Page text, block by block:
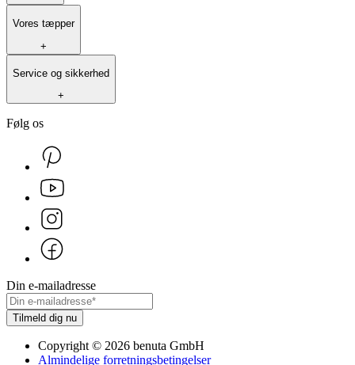
Vores tæpper
+
Service og sikkerhed
+
Følg os
Din e-mailadresse
Tilmeld dig nu
Copyright© 2026 benuta GmbH
Almindelige forretningsbetingelser